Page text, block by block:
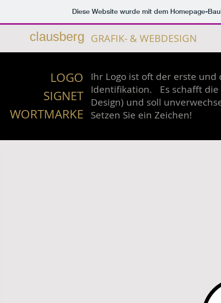
Diese Website wurde mit dem Homepage-
clausberg GRAFIK- & WEBDESIGN
LOGO
SIGNET
WORTMARKE
Ihr Logo ist oft der erste
Identifikation. Es schafft die
Design) und soll
Setzen Sie ein Zeichen!